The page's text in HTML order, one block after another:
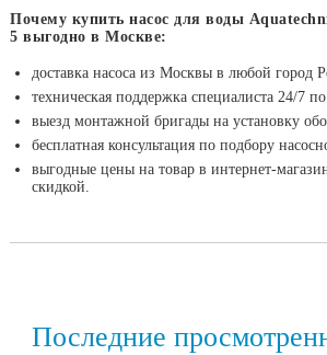
Почему купить насос для воды
5 выгодно в Москве:
доставка насоса из Москвы в любой город
техническая поддержка специалиста 24/7
выезд монтажной бригады на установку
бесплатная консультация по подбору
выгодные цены на товар в интернет-
скидкой.
Последние